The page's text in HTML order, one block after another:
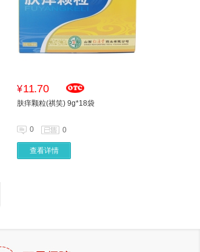
¥11.70
肤痒颗粒(祺笑) 9g*18袋
0 0
查看详情